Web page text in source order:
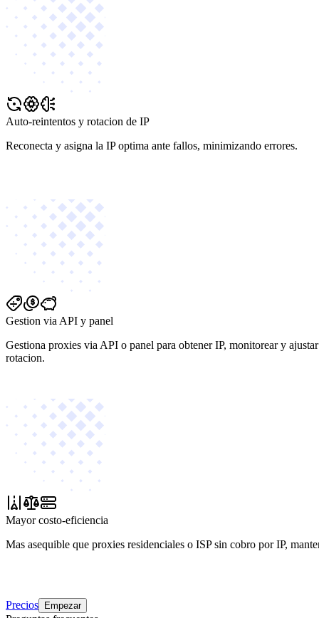
Auto-reintentos y rotacion de IP
Reconecta y asigna la IP optima ante fallos, minimizando errores.
Gestion via API y panel
Gestiona proxies via API o panel para obtener IP, monitorear y ajustar
rotacion.
Mayor costo-eficiencia
Mas asequible que proxies residenciales o ISP sin cobro por IP,
Precios Empezar